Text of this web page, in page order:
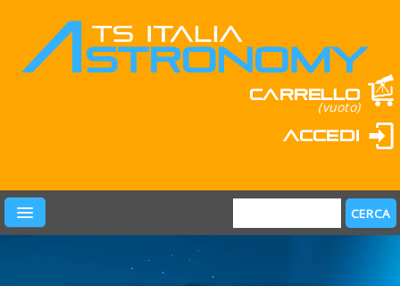
Carrello
(vuoto)
Accedi